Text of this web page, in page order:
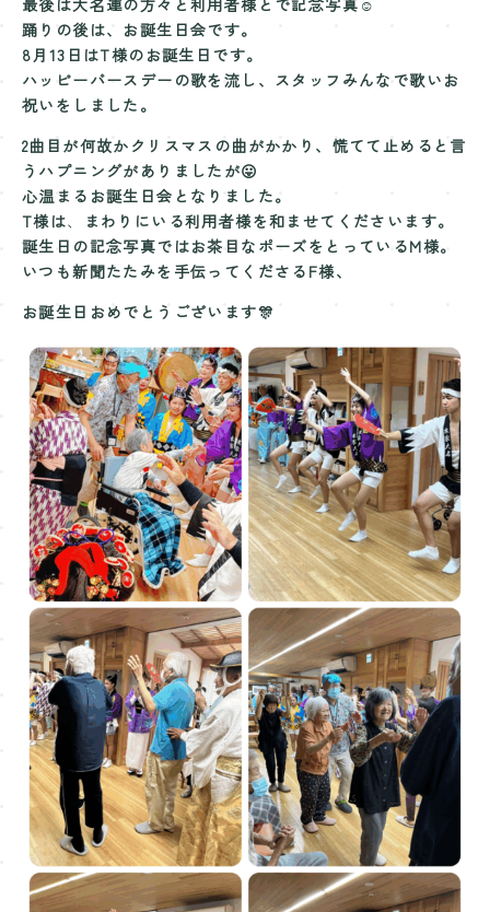
最後は大名連の方々と利用者様とで記念写真☺️
踊りの後は、お誕生日会です。
8月13日はT様のお誕生日です。
ハッピーバースデーの歌を流し、スタッフみんなで歌いお
祝いをしました。
2曲目が何故かクリスマスの曲がかかり、慌てて止めると言
うハプニングがありましたが😛
心温まるお誕生日会となりました。
T様は、
まわりにいる利用者様を和ませてくださいます。
誕生日の記念写真ではお茶目なポーズをとっているM様。
いつも新聞たたみを手伝ってくださるF様、
お誕生日おめでとうございます🎊